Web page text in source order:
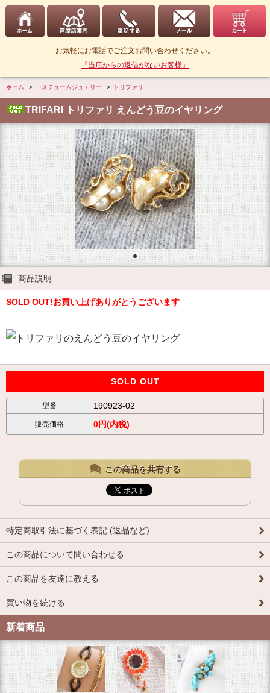
お気軽にお電話でご注文お問い合わせください。
『当店からの返信がないお客様』
ホーム > コスチュームジュエリー > トリファリ
TRIFARI トリファリ えんどう豆のイヤリング
商品説明
SOLD OUT!お買い上げありがとうございます
SOLD OUT
型番 190923-02
販売価格 0円(内税)
この商品を共有する
特定商取引法に基づく表記 (返品など)
この商品について問い合わせる
この商品を友達に教える
買い物を続ける
新着商品